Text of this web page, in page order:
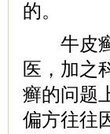
的。
牛皮癣
医，加之
癣的问题
偏方往往